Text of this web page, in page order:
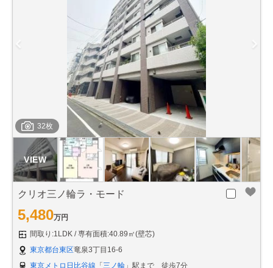
32枚
クリオ三ノ輪ラ・モード
5,480万円
間取り:1LDK
専有面積:40.89㎡(壁芯)
東京都台東区竜泉3丁目16-6
東京メトロ日比谷線 「 三ノ輪 」駅まで 徒歩7分